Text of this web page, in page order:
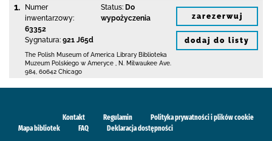
1.
Numer
inwentarzowy:
63352
Sygnatura: 921 J65d
Status: Do
wypożyczenia
The Polish Museum of America Library Biblioteka
Muzeum Polskiego w Ameryce
N. Milwaukee Ave.
984 60642 Chicago
zarezerwuj
dodaj do listy
Kontakt Regulamin
Polityka prywatności i plików cookie
Mapa bibliotek
FAQ Deklaracja dostępności